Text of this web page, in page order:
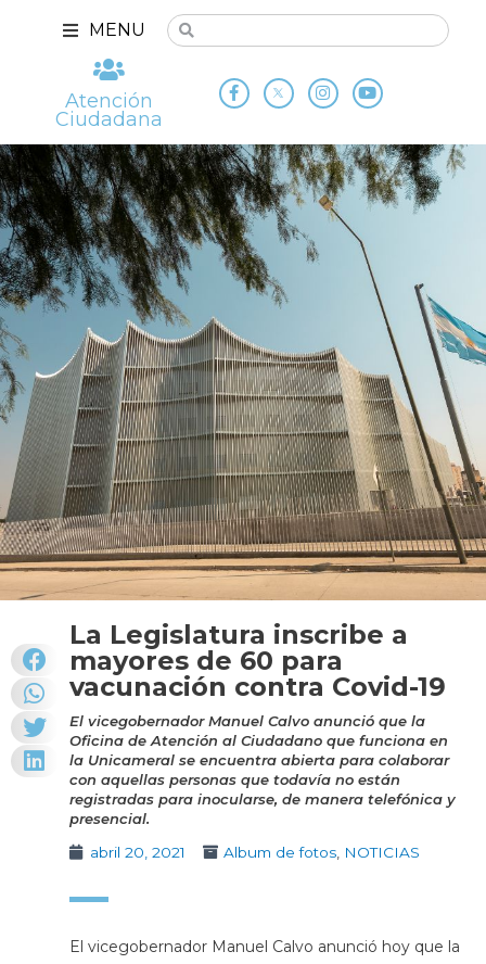
MENU
Atención
Ciudadana
La Legislatura inscribe a
mayores de 60 para
vacunación contra Covid-19
El vicegobernador Manuel Calvo anunció que la
Oficina de Atención al Ciudadano que funciona en
la Unicameral se encuentra abierta para colaborar
con aquellas personas que todavía no están
registradas para inocularse, de manera telefónica y
presencial.
abril 20, 2021
Album de fotos, NOTICIAS
El vicegobernador Manuel Calvo anunció hoy que la